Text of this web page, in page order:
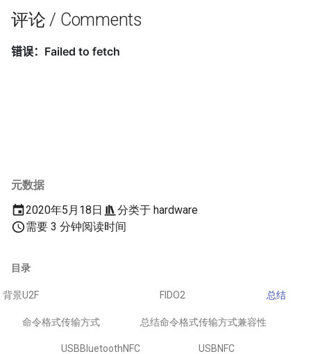
元数据
2020年5月18日
分类于 hardware
需要 3 分钟阅读时间
目录
背景U2F
命令格式传输方式
USBBluetoothNFC
总结
FIDO2
命令格式传输方式
USBNFC
兼容性
总结
评论 / Comments